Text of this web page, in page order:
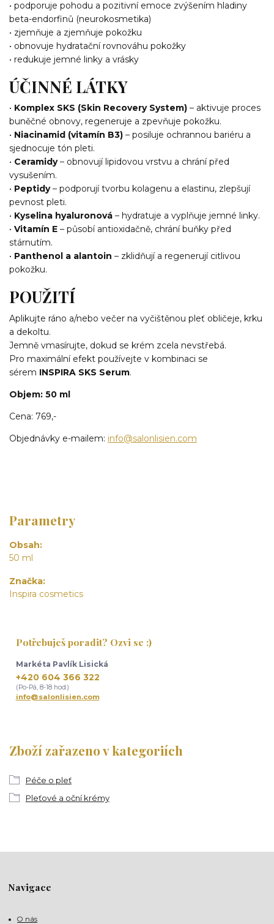
• podporuje pohodu a pozitivní emoce zvýšením hladiny
beta-endorfinů (neurokosmetika)
• zjemňuje a zjemňuje pokožku
• obnovuje hydratační rovnováhu pokožky
• redukuje jemné linky a vrásky
ÚČINNÉ LÁTKY
• Komplex SKS (Skin Recovery System) – aktivuje proces
buněčné obnovy, regeneruje a zpevňuje pokožku.
• Niacinamid (vitamín B3) – posiluje ochrannou bariéru a
sjednocuje tón pleti.
• Ceramidy– obnovují lipidovou vrstvu a chrání před
vysušením.
• Peptidy– podporují tvorbu kolagenu a elastinu, zlepšují
pevnost pleti.
• Kyselina hyaluronová – hydratuje a vyplňuje jemné linky.
• Vitamín E – působí antioxidačně, chrání buňky před
stárnutím.
• Panthenol a alantoin – zklidňují a regenerují citlivou
pokožku.
POUŽITÍ
Aplikujte ráno a/nebo večer na vyčištěnou pleť obličeje, krku
a dekoltu.
Jemně vmasírujte, dokud se krém zcela nevstřebá.
Pro maximální efekt používejte v kombinaci se
sérem INSPIRA SKS Serum.
Objem: 50 ml
Cena: 769,-
Objednávky e-mailem: info@salonlisien.com
Parametry
Obsah
50 ml
Značka
Inspira cosmetics
Zboží zařazeno v kategoriích
Péče o pleť
Pleťové a oční krémy
Potřebuješ poradit? Ozvi se :)
Markéta Pavlík Lisická
+420 604 366 322
(Po-Pá, 8-18 hod.)
info@salonlisien.com
Navigace
O nás